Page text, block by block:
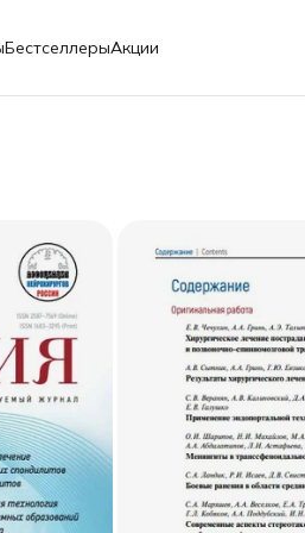
БестселлерыАкции